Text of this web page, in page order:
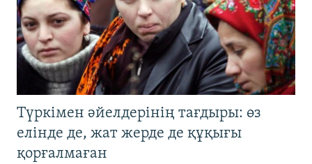
Түркімен әйелдерінің тағдыры: өз
елінде де, жат жерде де құқығы
қорғалмаған